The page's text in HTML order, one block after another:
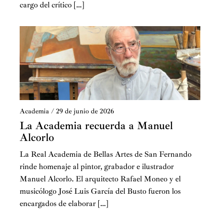
cargo del crítico […]
Academia / 29 de junio de 2026
La Academia recuerda a Manuel
Alcorlo
La Real Academia de Bellas Artes de San Fernando
rinde homenaje al pintor, grabador e ilustrador
Manuel Alcorlo. El arquitecto Rafael Moneo y el
musicólogo José Luis García del Busto fueron los
encargados de elaborar […]